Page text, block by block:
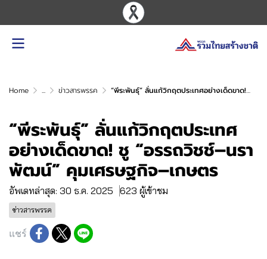
Home ... ข่าวสารพรรค “พีระพันธุ์” ลั่นแก้วิกฤตประเทศอย่างเด็ดขาด! ชู “อรรถวิชช์–นราพัฒน์” คุมเศรษฐกิจ–เกษตร
“พีระพันธุ์” ลั่นแก้วิกฤตประเทศ
อย่างเด็ดขาด! ชู “อรรถวิชช์–นรา
พัฒน์” คุมเศรษฐกิจ–เกษตร
อัพเดทล่าสุด: 30 ธ.ค. 2025 623 ผู้เข้าชม
ข่าวสารพรรค
แชร์